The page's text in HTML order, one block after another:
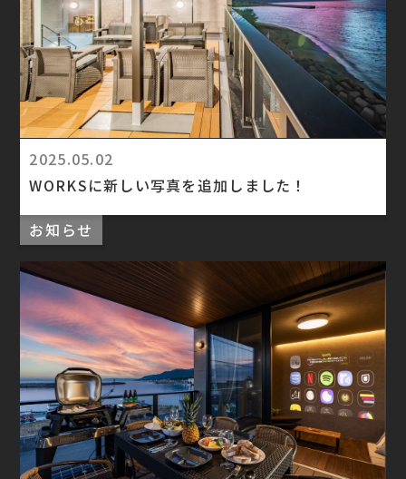
2025.05.02
WORKSに新しい写真を追加しました！
お知らせ